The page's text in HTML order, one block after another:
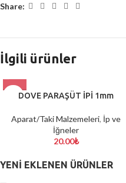
Share:
İlgili ürünler
DOVE PARAŞÜT İPİ 1mm
Aparat/Taki Malzemeleri, İp ve
İğneler
20.00₺
YENI EKLENEN ÜRÜNLER